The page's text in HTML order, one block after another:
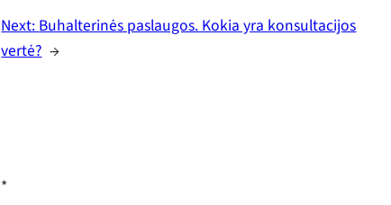
Next: Buhalterinės paslaugos. Kokia yra konsultacijos
vertė? →
*